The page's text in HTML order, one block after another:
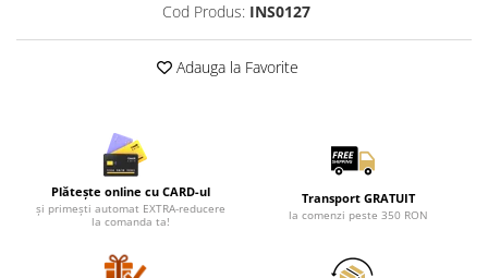
Cadouri Traditionale Romanesti
8 Martie
Cadouri pentru CUPLU El & Ea
Cadouri pentru sportivi
Cadouri Pensionare
Cadouri Colegi, sefi sau angajati
Cadouri pentru Sfânta Maria
Cod Produs: INS0127
Adauga la Favorite
Plătește online cu CARD-ul
și primești automat EXTRA-reducere
la comanda ta!
Transport GRATUIT
la comenzi peste 350 RON